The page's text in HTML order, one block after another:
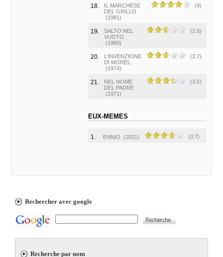
18.
IL MARCHESE
DEL GRILLO
(1981)
(4)
19.
SALTO NEL
VUOTO
(1980)
(2.6)
20.
L'INVENZIONE
DI MOREL
(1974)
(2.7)
21.
NEL NOME
DEL PADRE
(1971)
(3.5)
EUX-MEMES
1. ENNIO (2021) (3.7)
Rechercher avec google
Recherche par nom